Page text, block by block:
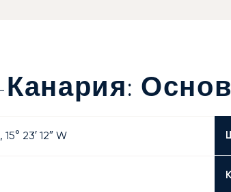
Канария:
15° 23′ 12″ W